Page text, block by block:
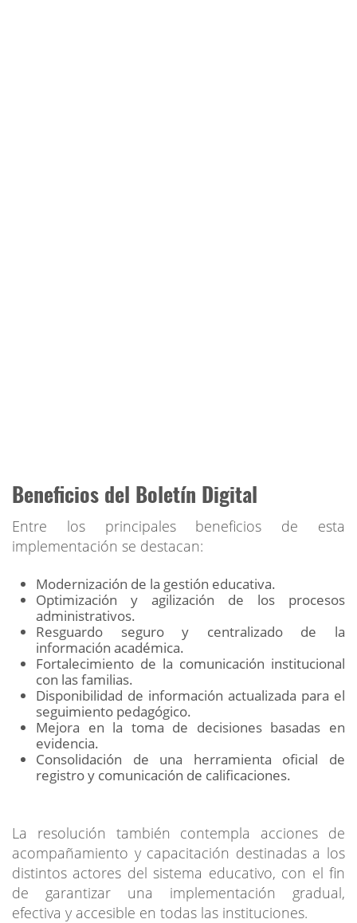
Beneficios del Boletín Digital
Entre los principales beneficios de esta
implementación se destacan:
Modernización de la gestión educativa.
Optimización y agilización de los procesos
administrativos.
Resguardo seguro y centralizado de la
información académica.
Fortalecimiento de la comunicación institucional
con las familias.
Disponibilidad de información actualizada para el
seguimiento pedagógico.
Mejora en la toma de decisiones basadas en
evidencia.
Consolidación de una herramienta oficial de
registro y comunicación de calificaciones.
La resolución también contempla acciones de
acompañamiento y capacitación destinadas a los
distintos actores del sistema educativo, con el fin
de garantizar una implementación gradual,
efectiva y accesible en todas las instituciones.